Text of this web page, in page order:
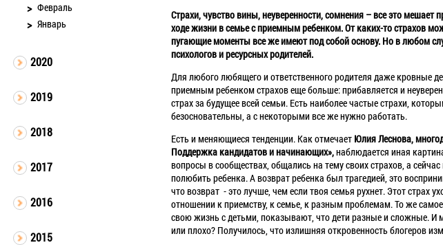
Февраль
Январь
2020
2019
2018
2017
2016
2015
Страхи, чувство вины, неуверенности, сомнения – все это
ходе жизни в семье с приемным ребенком. От каких-то страхов
пугающие моменты все же имеют под собой основу. Но в любом
психологов и ресурсных родителей.
Для любого любящего и ответственного родителя даже кровные
приемным ребенком страхов еще больше: прибавляется и
страх за будущее всей семьи. Есть наиболее частые страхи,
безосновательны, а с некоторыми все же нужно работать.
Есть и меняющиеся тенденции. Как отмечает Юлия Леснова,
Поддержка кандидатов и начинающих»,наблюдается иная
вопросы в сообществах, общались на тему своих страхов, а
полюбить ребенка. А возврат ребенка был трагедией, это
что возврат - это лучше, чем если твоя семья рухнет. Этот страх
отношении к приемству, к семье, к разным проблемам. То же
свою жизнь с детьми, показывают, что дети разные и сложные. И
или плохо? Получилось, что излишняя откровенность блогеров